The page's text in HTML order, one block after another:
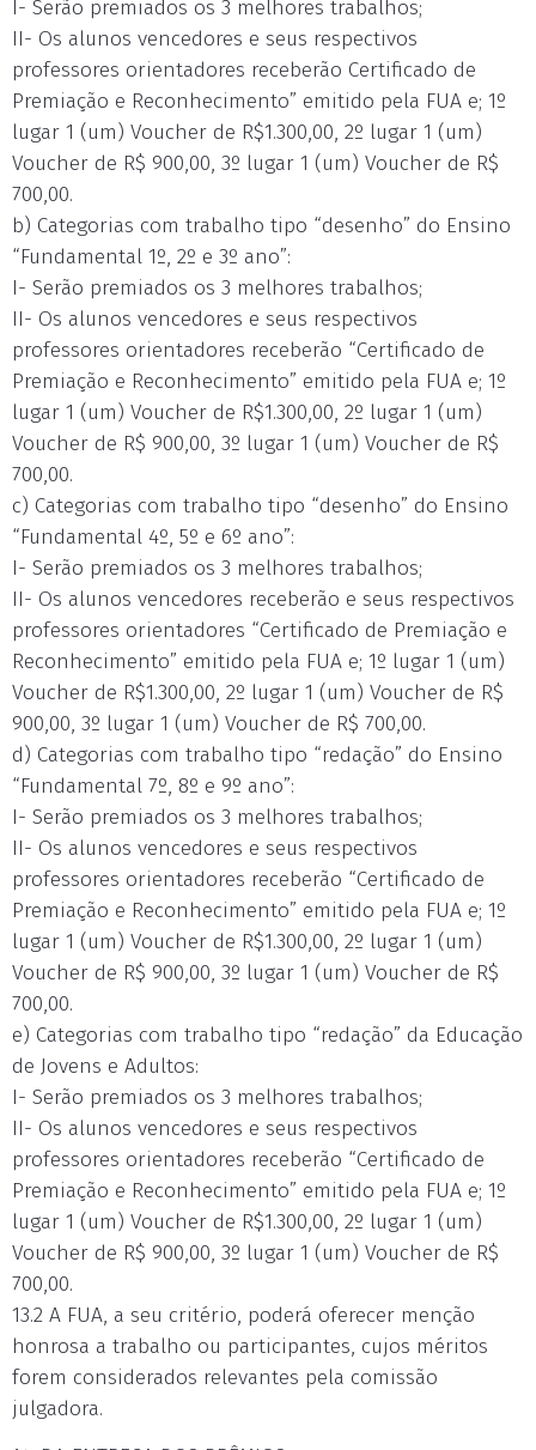
I- Serão premiados os 3 melhores trabalhos;
II- Os alunos vencedores e seus respectivos
professores orientadores receberão Certificado de
Premiação e Reconhecimento” emitido pela FUA e; 1º
lugar 1 (um) Voucher de R$1.300,00, 2º lugar 1 (um)
Voucher de R$ 900,00, 3º lugar 1 (um) Voucher de R$
700,00.
b) Categorias com trabalho tipo “desenho” do Ensino
“Fundamental 1º, 2º e 3º ano”:
I- Serão premiados os 3 melhores trabalhos;
II- Os alunos vencedores e seus respectivos
professores orientadores receberão “Certificado de
Premiação e Reconhecimento” emitido pela FUA e; 1º
lugar 1 (um) Voucher de R$1.300,00, 2º lugar 1 (um)
Voucher de R$ 900,00, 3º lugar 1 (um) Voucher de R$
700,00.
c) Categorias com trabalho tipo “desenho” do Ensino
“Fundamental 4º, 5º e 6º ano”:
I- Serão premiados os 3 melhores trabalhos;
II- Os alunos vencedores receberão e seus respectivos
professores orientadores “Certificado de Premiação e
Reconhecimento” emitido pela FUA e; 1º lugar 1 (um)
Voucher de R$1.300,00, 2º lugar 1 (um) Voucher de R$
900,00, 3º lugar 1 (um) Voucher de R$ 700,00.
d) Categorias com trabalho tipo “redação” do Ensino
“Fundamental 7º, 8º e 9º ano”:
I- Serão premiados os 3 melhores trabalhos;
II- Os alunos vencedores e seus respectivos
professores orientadores receberão “Certificado de
Premiação e Reconhecimento” emitido pela FUA e; 1º
lugar 1 (um) Voucher de R$1.300,00, 2º lugar 1 (um)
Voucher de R$ 900,00, 3º lugar 1 (um) Voucher de R$
700,00.
e) Categorias com trabalho tipo “redação” da Educação
de Jovens e Adultos:
I- Serão premiados os 3 melhores trabalhos;
II- Os alunos vencedores e seus respectivos
professores orientadores receberão “Certificado de
Premiação e Reconhecimento” emitido pela FUA e; 1º
lugar 1 (um) Voucher de R$1.300,00, 2º lugar 1 (um)
Voucher de R$ 900,00, 3º lugar 1 (um) Voucher de R$
700,00.
13.2 A FUA, a seu critério, poderá oferecer menção
honrosa a trabalho ou participantes, cujos méritos
forem considerados relevantes pela comissão
julgadora.